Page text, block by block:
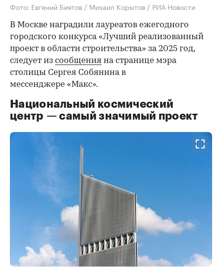
Фото: Евгений Биятов / Михаил Корытов / РИА Новости
В Москве наградили лауреатов ежегодного
городского конкурса «Лучший реализованный
проект в области строительства» за 2025 год,
следует из сообщения на странице мэра
столицы Сергея Собянина в
мессенджере «Макс».
Национальный космический
центр — самый значимый проект